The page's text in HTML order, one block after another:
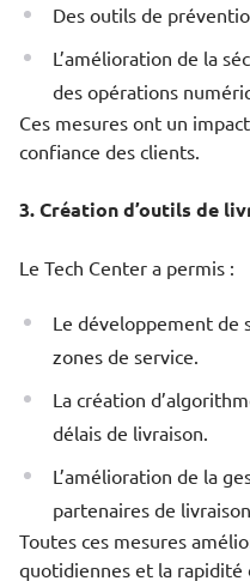
Des outils de
L’amélioration de la
des opérations
Ces mesures ont un
confiance des clients.
3. Création d’outils de
Le Tech Center a permis :
Le développement de
zones de service.
La création
délais de livraison.
L’amélioration de la
partenaires de
Toutes ces mesures
quotidiennes et la rapidité